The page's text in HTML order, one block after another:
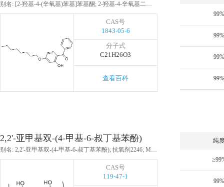
别名: [2-羟基-4-(辛氧基)苯基]苯基酮; 2-羟基-4-辛氧基二苯甲酮; 2-羟基-4-正辛氧基苯甲酮; 二苯酮-12; 苯甲酮-12; UV-531; 紫外线吸收剂 UV-531; 2-羟基-4-正辛氧基二苯甲酮; 2-羟基-4-正辛氧基苯并苯酮; BP-12; 二苯甲酮-12; 紫外吸收剂-531; 紫外吸收剂531
CAS号
1843-05-6
分子式
C21H26O3
查看百科
99%
99%
99%
99%
2,2'-亚甲基双-(4-甲基-6-叔丁基苯酚)
别名: 2,2'-亚甲基双-(4-甲基-6-叔丁基苯酚); 抗氧剂2246; MPB; 2,2'-甲撑双-(4-甲基-6-叔丁基苯酚); 2,2'-亚甲基双(4-甲基-6-叔丁基苯酚); 抗氧剂 2246; 抗氧化剂2246; 抗氧剂NS-6
CAS号
119-47-1
纯
99%